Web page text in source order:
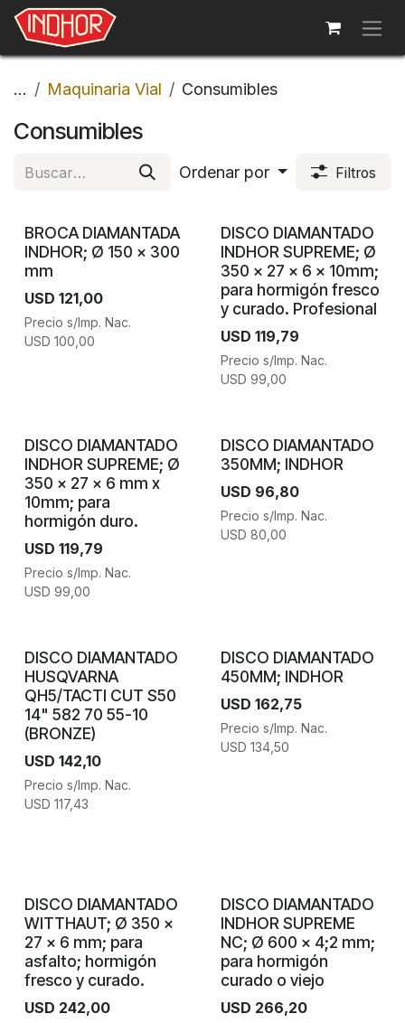
Ir al contenido
... Maquinaria Vial Consumibles
Consumibles
Ordenar por Filtros
BROCA DIAMANTADA
INDHOR; Ø 150 x 300
mm
USD 121,00
Precio s/Imp. Nac.
USD 100,00
DISCO DIAMANTADO
INDHOR SUPREME; Ø
350 x 27 x 6 x 10mm;
para hormigón fresco
y curado. Profesional
USD 119,79
Precio s/Imp. Nac.
USD 99,00
DISCO DIAMANTADO
INDHOR SUPREME; Ø
350 x 27 x 6 mm x
10mm; para
hormigón duro.
USD 119,79
Precio s/Imp. Nac.
USD 99,00
DISCO DIAMANTADO
350MM; INDHOR
USD 96,80
Precio s/Imp. Nac.
USD 80,00
DISCO DIAMANTADO
HUSQVARNA
QH5/TACTI CUT S50
14" 582 70 55-10
(BRONZE)
USD 142,10
Precio s/Imp. Nac.
USD 117,43
DISCO DIAMANTADO
450MM; INDHOR
USD 162,75
Precio s/Imp. Nac.
USD 134,50
DISCO DIAMANTADO
WITTHAUT; Ø 350 x
27 x 6 mm; para
asfalto; hormigón
fresco y curado.
USD 242,00
DISCO DIAMANTADO
INDHOR SUPREME
NC; Ø 600 x 4;2 mm;
para hormigón
curado o viejo
USD 266,20